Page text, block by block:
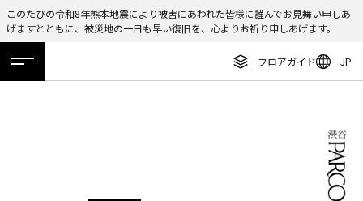
このたびの令和8年熊本地震により被害にあわれた皆様に謹んでお見舞い申しあ
げますとともに、被災地の一日も早い復旧を、心よりお祈り申しあげます。
フロアガイド JP
ホーム 特集 ニュース イベント アクセス
ENGLISH
繁体字